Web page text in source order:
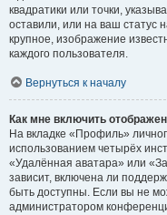
квадратики или точки,
оставили, или на ваш статус
крупное, изображение
каждого пользователя.
Вернуться к началу
Как мне включить
На вкладке «Профиль»
использованием четырёх
«Удалённая аватара» или
зависит, включена ли
быть доступны. Если вы не
администратором